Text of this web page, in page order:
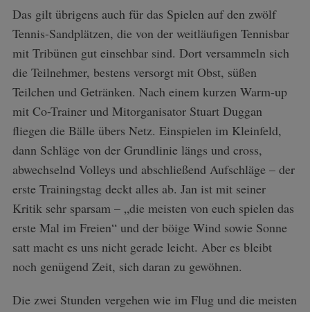
Das gilt übrigens auch für das Spielen auf den zwölf
Tennis-Sandplätzen, die von der weitläufigen Tennisbar
mit Tribünen gut einsehbar sind. Dort versammeln sich
die Teilnehmer, bestens versorgt mit Obst, süßen
Teilchen und Getränken. Nach einem kurzen Warm-up
mit Co-Trainer und Mitorganisator Stuart Duggan
fliegen die Bälle übers Netz. Einspielen im Kleinfeld,
dann Schläge von der Grundlinie längs und cross,
abwechselnd Volleys und abschließend Aufschläge – der
erste Trainingstag deckt alles ab. Jan ist mit seiner
Kritik sehr sparsam – „die meisten von euch spielen das
erste Mal im Freien“ und der böige Wind sowie Sonne
satt macht es uns nicht gerade leicht. Aber es bleibt
noch genügend Zeit, sich daran zu gewöhnen.
Die zwei Stunden vergehen wie im Flug und die meisten